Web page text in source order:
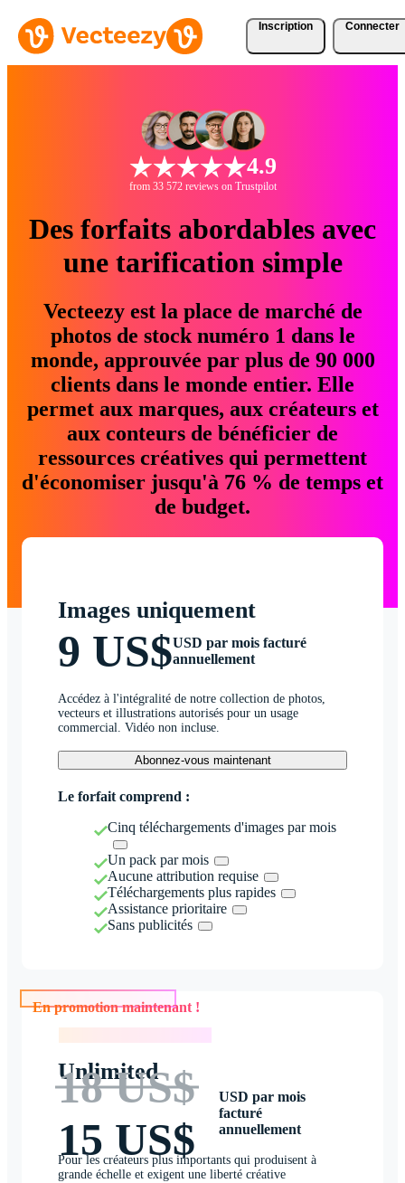
Inscription Connecter
4.9
from 33 572 reviews on Trustpilot
Des forfaits abordables avec
une tarification simple
Vecteezy est la place de marché de
photos de stock numéro 1 dans le
monde, approuvée par plus de 90 000
clients dans le monde entier. Elle
permet aux marques, aux créateurs et
aux conteurs de bénéficier de
ressources créatives qui permettent
d'économiser jusqu'à 76 % de temps et
de budget.
Images uniquement
9 US$USD par mois facturé
annuellement
Accédez à l'intégralité de notre collection de photos,
vecteurs et illustrations autorisés pour un usage
commercial. Vidéo non incluse.
Abonnez-vous maintenant
Le forfait comprend :
Cinq téléchargements d'images par mois
Un pack par mois
Aucune attribution requise
Téléchargements plus rapides
Assistance prioritaire
Sans publicités
En promotion maintenant !
Unlimited
18 US$
15 US$
USD par mois
facturé
annuellement
Pour les créateurs plus importants qui produisent à
grande échelle et exigent une liberté créative